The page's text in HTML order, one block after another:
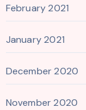
February 2021
January 2021
December 2020
November 2020